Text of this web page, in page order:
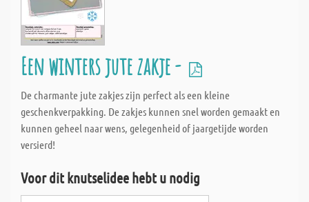
Een winters jute zakje -
De charmante jute zakjes zijn perfect als een kleine
geschenkverpakking. De zakjes kunnen snel worden gemaakt en
kunnen geheel naar wens, gelegenheid of jaargetijde worden
versierd!
Voor dit knutselidee hebt u nodig